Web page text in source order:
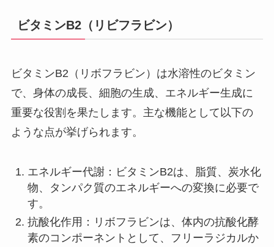
ビタミンB2（リビフラビン）
ビタミンB2（リボフラビン）は水溶性のビタミン
で、身体の成長、細胞の生成、エネルギー生成に
重要な役割を果たします。主な機能として以下の
ような点が挙げられます。
エネルギー代謝：ビタミンB2は、脂質、炭水化
物、タンパク質のエネルギーへの変換に必要で
す。
抗酸化作用：リボフラビンは、体内の抗酸化酵
素のコンポーネントとして、フリーラジカルか